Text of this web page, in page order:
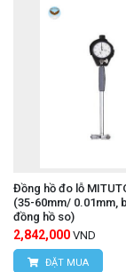
Đồng hồ đo lỗ
(35-60mm/ 0.01mm,
đồng hồ so)
2,842,000 VND
ĐẶT MUA